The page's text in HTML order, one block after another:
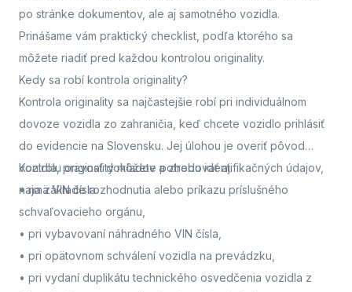
po stránke dokumentov, ale aj samotného vozidla.
Prinášame vám praktický checklist, podľa ktorého sa
môžete riadiť pred každou kontrolou originality.
Kedy sa robí kontrola originality?
Kontrola originality sa najčastejšie robí pri individuálnom
dovoze vozidla zo zahraničia, keď chcete vozidlo prihlásiť
do evidencie na Slovensku. Jej úlohou je overiť pôvod
vozidla, pravosť dokladov a zhodu identifikačných údajov,
najmä VIN čísla.
Kontrolu originality môžete potrebovať aj:
• na základe rozhodnutia alebo príkazu príslušného
schvaľovacieho orgánu,
• pri vybavovaní náhradného VIN čísla,
• pri opätovnom schválení vozidla na prevádzku,
• pri vydaní duplikátu technického osvedčenia vozidla z